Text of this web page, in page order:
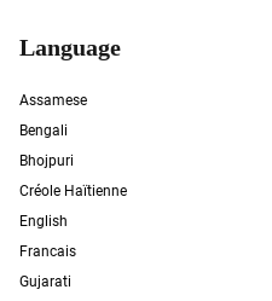
Language
Assamese
Bengali
Bhojpuri
Créole Haïtienne
English
Francais
Gujarati